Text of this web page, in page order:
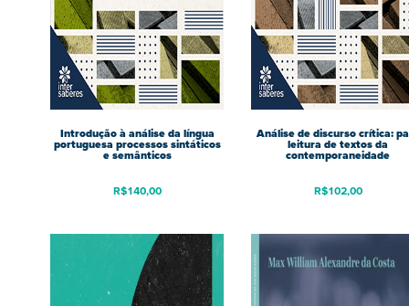
Introdução à análise da língua
portuguesa processos sintáticos
e semânticos
R$140,00
Análise de discurso crítica:
leitura de textos da
contemporaneidade
R$102,00